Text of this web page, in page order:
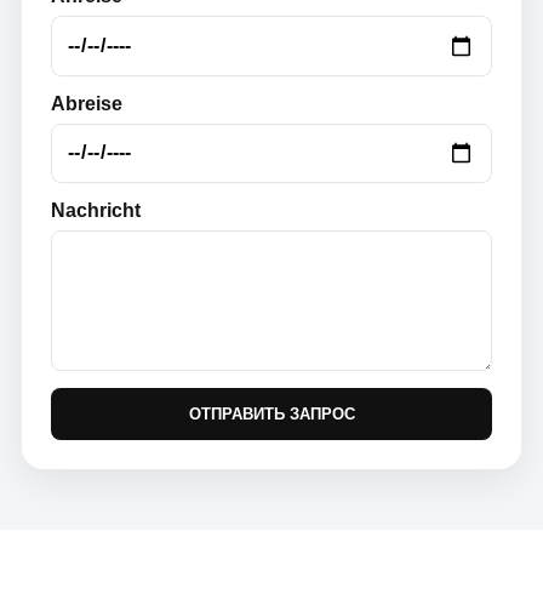
Abreise
Nachricht
ОТПРАВИТЬ ЗАПРОС